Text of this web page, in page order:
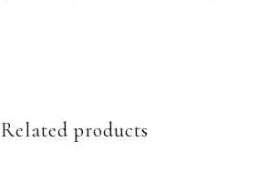
Related products